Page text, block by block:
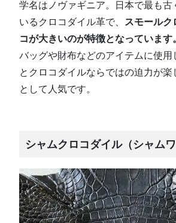
学名はノヴァギニア。日本で最も古
いるクロコダイル革で、 スモールク
コが大きいのが特徴となっています。
バッグや財布などのアイテムに使用
とクロコダイルならではの迫力が
として人気です。
シャムクロコダイル（シャム